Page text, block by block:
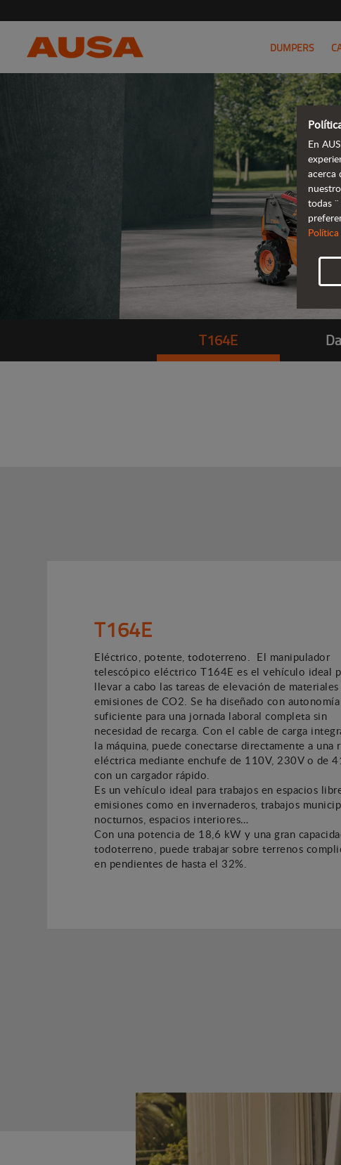
DUMPERS
T164E
T164E
Eléctrico, potente, todoterreno. El manipulador
telescópico eléctrico T164E es el vehículo ideal
llevar a cabo las tareas de elevación de materiales
emisiones de CO2. Se ha diseñado con autonomía
suficiente para una jornada laboral completa sin
necesidad de recarga. Con el cable de carga
la máquina, puede conectarse directamente a una
eléctrica mediante enchufe de 110V, 230V o de
con un cargador rápido.
Es un vehículo ideal para trabajos en espacios
emisiones como en invernaderos, trabajos
nocturnos, espacios interiores…
Con una potencia de 18,6 kW y una gran
todoterreno, puede trabajar sobre terrenos
en pendientes de hasta el 32%.
En
acerca
todas